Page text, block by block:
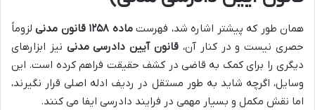
همان طور که پیشتر اشاره شد، فهرستماده ۱۲۵۸ قانون مدنی
لزوماً
حصری نیست و در کنار آن، قانون آیین دادرسی مدنی نیز ابزارهای
دیگری را برای کمک به قاضی در کشف حقیقت فراهم کرده است. این
وسایل، اگرچه شاید به طور مستقل در ردیف ادله اصلی قرار نگیرند،
اما نقش مکمل و بسیار مهمی در فرایند دادرسی ایفا می کنند.